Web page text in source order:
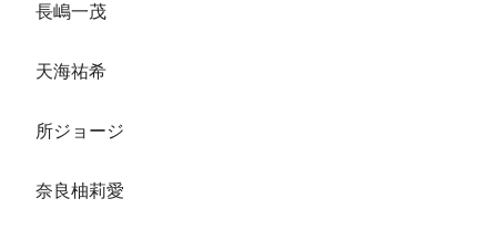
長嶋一茂
天海祐希
所ジョージ
奈良柚莉愛